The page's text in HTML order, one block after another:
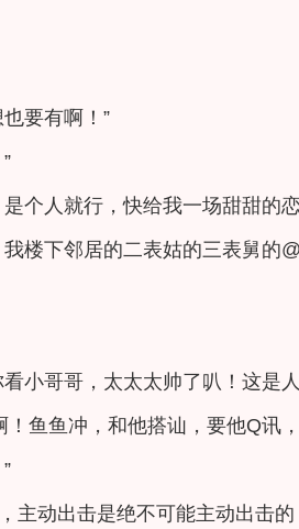
要有啊！”
个人就行，快给我一场甜甜的
我楼下邻居的二表姑的三表舅的
小哥哥，太太太帅了叭！这是
！鱼鱼冲，和他搭讪，要他Q讯
主动出击是绝不可能主动出击的